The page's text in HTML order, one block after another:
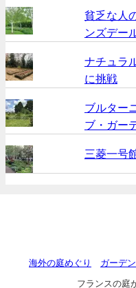
貧乏な人
ンズデー
ナチュラ
に挑戦
ブルター
ブ・ガー
三菱一号
海外の庭めぐり ガーデ
フランスの庭